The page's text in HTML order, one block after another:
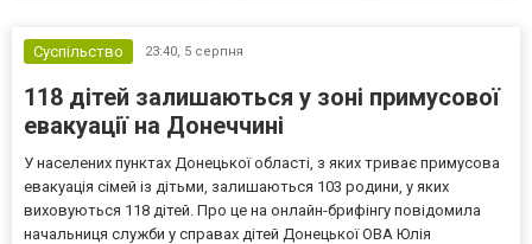
Суспільство 23:40, 5 серпня
118 дітей залишаються у зоні примусової
евакуації на Донеччині
У населених пунктах Донецької області, з яких триває примусова
евакуація сімей із дітьми, залишаються 103 родини, у яких
виховуються 118 дітей. Про це на онлайн-брифінгу повідомила
начальниця служби у справах дітей Донецької ОВА Юлія